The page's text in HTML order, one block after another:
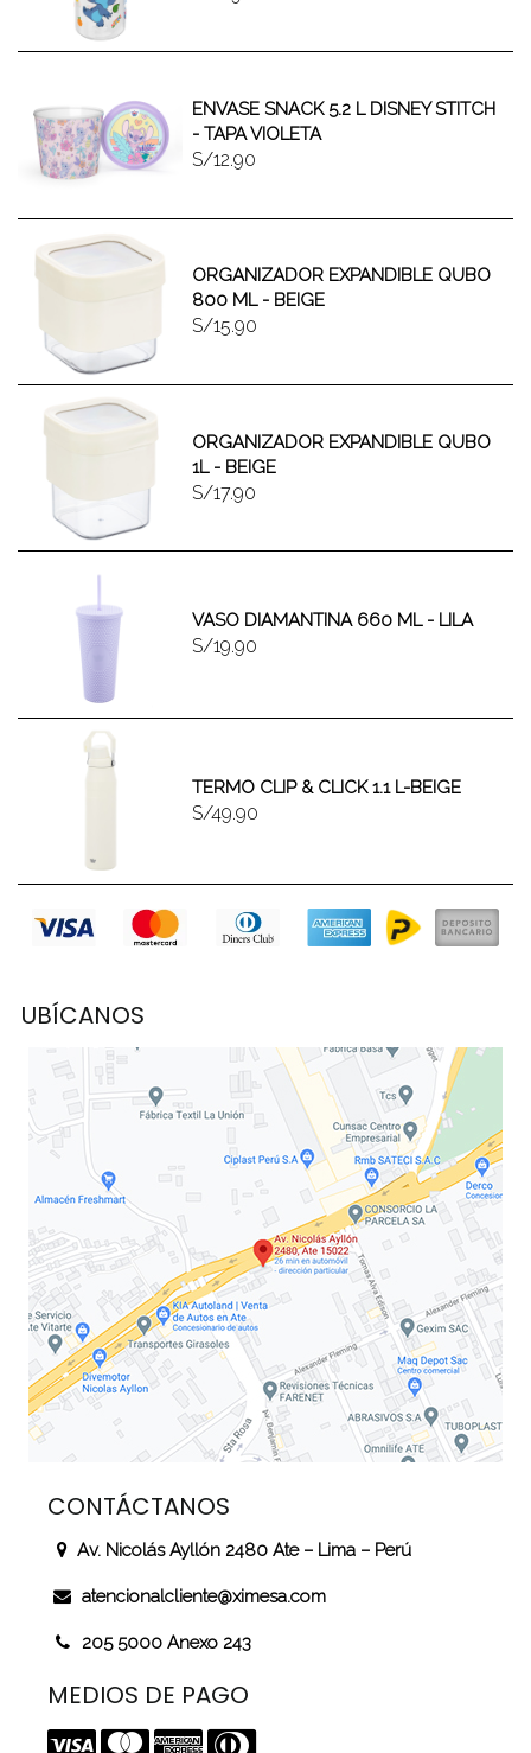
ENVASE SNACK 5.2 L DISNEY STITCH
- TAPA VIOLETA
S/12.90
ORGANIZADOR EXPANDIBLE QUBO
800 ML - BEIGE
S/15.90
ORGANIZADOR EXPANDIBLE QUBO
1L - BEIGE
S/17.90
VASO DIAMANTINA 660 ML - LILA
S/19.90
TERMO CLIP & CLICK 1.1 L-BEIGE
S/49.90
UBÍCANOS
CONTÁCTANOS
Av. Nicolás Ayllón 2480 Ate – Lima – Perú
atencionalcliente@ximesa.com
205 5000 Anexo 243
MEDIOS DE PAGO